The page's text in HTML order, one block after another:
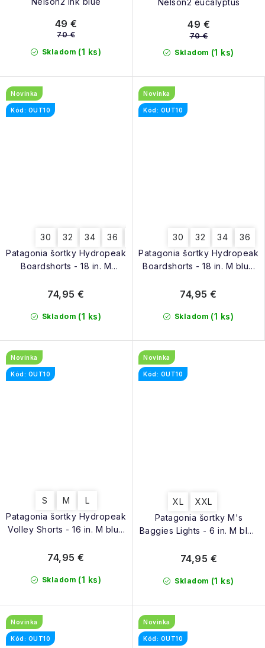
Skladom (1 ks)
49 €
70 €
Nelson2 eucalyptus
Skladom (1 ks)
49 €
70 €
Patagonia šortky Hydropeak
Boardshorts - 18 in. M
Novinka
Kód: OUT10
30 32 34 36
Skladom (1 ks)
74,95 €
Patagonia šortky Hydropeak
Boardshorts - 18 in. M blue
Novinka
Kód: OUT10
30 32 34 36
Skladom (1 ks)
74,95 €
Patagonia šortky Hydropeak
Volley Shorts - 16 in. M blue
Novinka
Kód: OUT10
S M L
Skladom (1 ks)
74,95 €
Patagonia šortky M's
Baggies Lights - 6 in. M blue
Novinka
Kód: OUT10
XL XXL
Skladom (1 ks)
74,95 €
Novinka
Kód: OUT10
Novinka
Kód: OUT10